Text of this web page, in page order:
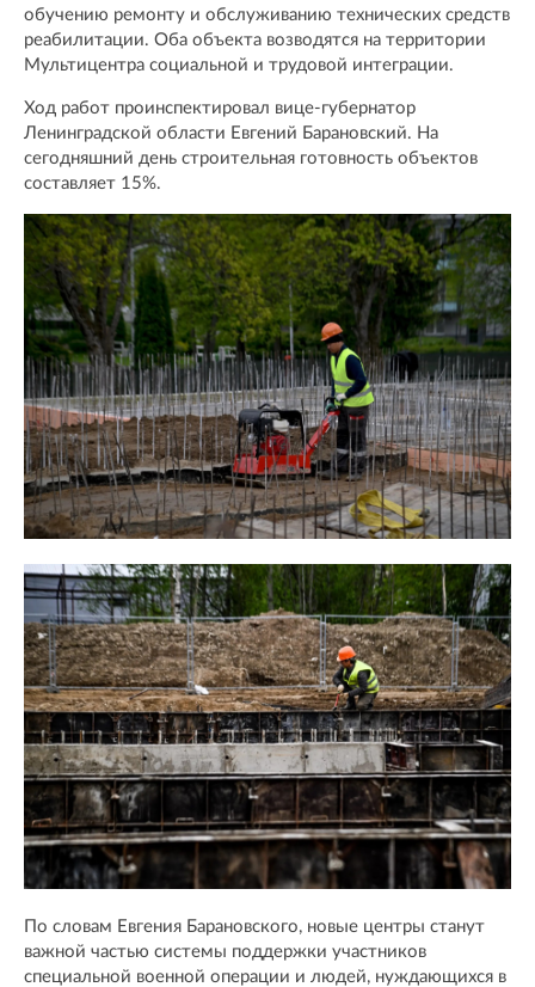
обучению ремонту и обслуживанию технических средств
реабилитации. Оба объекта возводятся на территории
Мультицентра социальной и трудовой интеграции.
Ход работ проинспектировал вице-губернатор
Ленинградской области Евгений Барановский. На
сегодняшний день строительная готовность объектов
составляет 15%.
По словам Евгения Барановского, новые центры станут
важной частью системы поддержки участников
специальной военной операции и людей, нуждающихся в